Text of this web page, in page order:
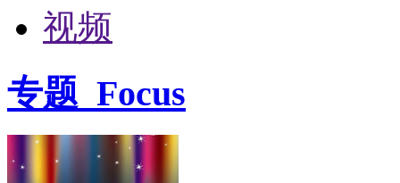
视频
专题 Focus